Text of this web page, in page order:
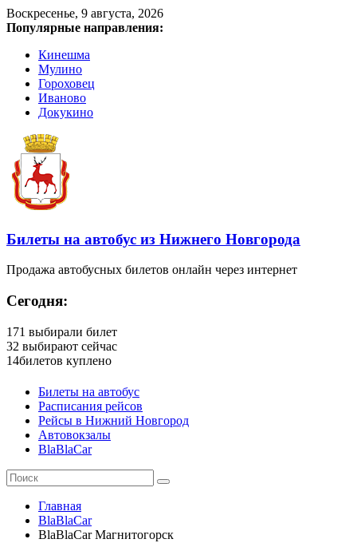
Воскресенье, 9 августа, 2026
Популярные направления:
Кинешма
Мулино
Гороховец
Иваново
Докукино
Билеты на автобус из Нижнего Новгорода
Продажа автобусных билетов онлайн через интернет
Сегодня:
171 выбирали билет
32 выбирают сейчас
14билетов куплено
Билеты на автобус
Расписания рейсов
Рейсы в Нижний Новгород
Автовокзалы
BlaBlaCar
Главная
BlaBlaCar
BlaBlaCar Магнитогорск